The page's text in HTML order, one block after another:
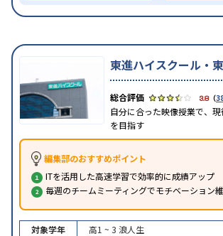
東進ハイスクール・
3.8（
自分に合った映像授業で、
を目指す
編集部のおすすめポイント
ITを活用した高速学習で効率的に成績アップ
毎週のチームミーティングでモチベーション
対象学年 高1 ~ 3 浪人生